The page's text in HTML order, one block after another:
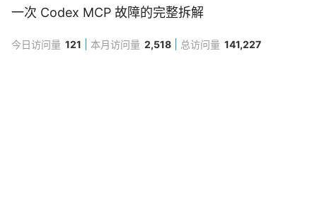
一次 Codex MCP 故障的完整拆解
今日访问量 121 本月访问量 2,518 总访问量 141,227